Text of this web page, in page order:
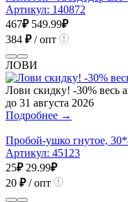
Артикул: 140872
467₽ 549.99₽
384 ₽/ опт
ЛОВИ
Лови скидку! -30% весь
до 31 августа 2026
Подробнее →
Пробой-ушко гнутое,
Артикул: 45123
25₽ 29.99₽
20 ₽/ опт